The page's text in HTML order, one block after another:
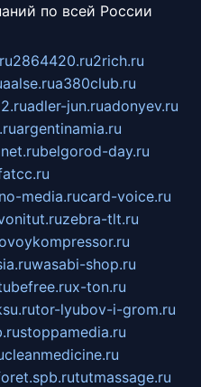
по всей России
2864420.ru2rich.ru
aalse.rua380club.ru
adler-jun.ruadonyev.ru
argentinamia.ru
belgorod-day.ru
media.rucard-voice.ru
zebra-tlt.ru
wasabi-shop.ru
x-ton.ru
tor-lyubov-i-grom.ru
stoppamedia.ru
cleanmedicine.ru
tutmassage.ru